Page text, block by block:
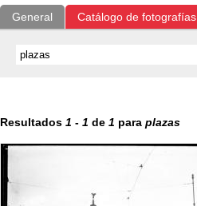
General Catálogo de fotografías
Resultados 1 - 1 de 1 para plazas